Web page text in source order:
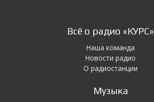
Всё о радио «КУРС»
Наша команда
Новости радио
О радиостанции
Музыка